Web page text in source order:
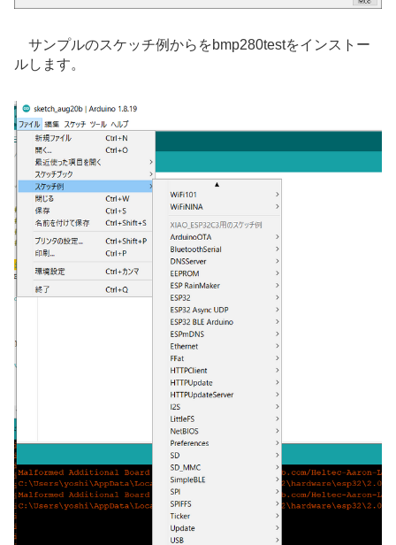
サンプルのスケッチ例からをbmp280testをインストー
ルします。